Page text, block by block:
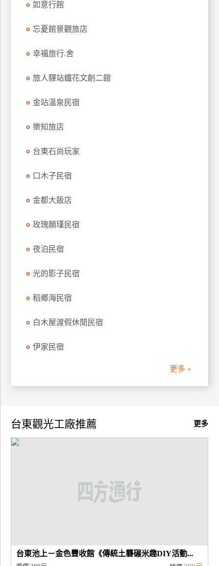
飯
作
計
如意行館
忘憂館景觀旅店
幸福旅行.舍
旅人驛站鐵花文創二館
金站溫泉民宿
樂知旅店
台東石尚玩家
口木子民宿
金都大飯店
玫瑰願瑾民宿
夜泊民宿
光的影子民宿
稻鄉海民宿
白木屋渡假休閒民宿
伊家民宿
更多 »
更多
台東觀光工廠推薦
台東池上－金色豐收館《傳統土礱碾米趣DIY活動...